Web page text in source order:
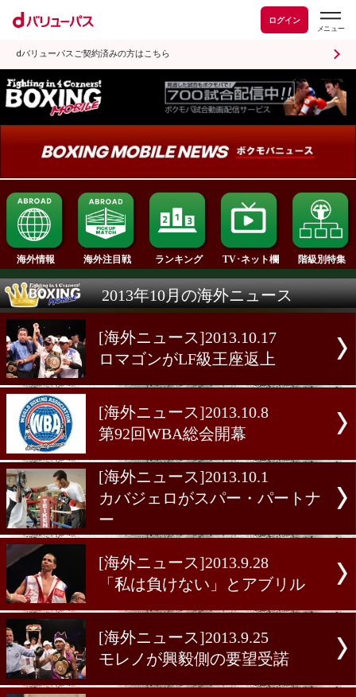
ログイン
dバリューパスご契約済みの方はこちら
海外情報 海外注目戦 ランキング TV･ネット欄
2013年10月の海外ニュース
[海外ニュース]2013.10.17
ロマゴンがLF級王座返上
[海外ニュース]2013.10.8
[海外ニュース]2013.10.1
ー